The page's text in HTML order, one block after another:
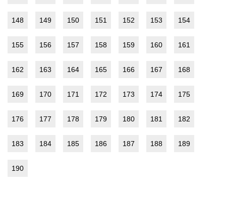
148 149 150 151 152 153 154
155 156 157 158 159 160 161
162 163 164 165 166 167 168
169 170 171 172 173 174 175
176 177 178 179 180 181 182
183 184 185 186 187 188 189
190